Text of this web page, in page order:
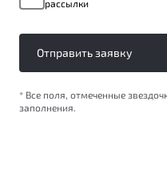
Универсальный
Обзор В наличии
Клиентская
рассылки
Отправить заявку
* Все поля, отмеченные
заполнения.